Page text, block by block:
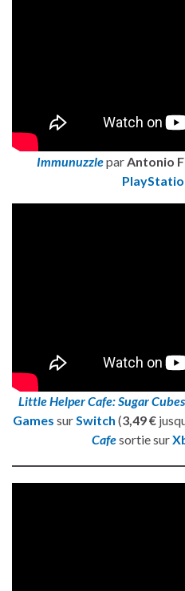
Immunuzzlepar Antonio
Little Helper Cafe: Sugar Cubes
Games sur Switch (3,49 €
Cafesortie sur